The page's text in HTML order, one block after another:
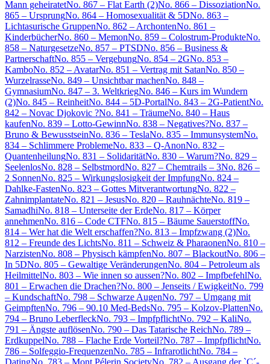
Mann geheiratetNo. 867 – Flat Earth (2)No. 866 – DissoziationNo.
865 – UrsprungNo. 864 – Homosexualität & 5DNo. 863 –
Lichtasurische GruppenNo. 862 – ArchontenNo. 861 –
KinderbücherNo. 860 – MemonNo. 859 – Colostrum-ProdukteNo.
858 – NaturgesetzeNo. 857 – PTSDNo. 856 – Business &
PartnerschaftNo. 855 – VergebungNo. 854 – 2GNo. 853 –
KamboNo. 852 – AvatarNo. 851 – Vertrag mit SatanNo. 850 –
WurzelrasseNo. 849 – Unsichtbar machenNo. 848 –
GymnasiumNo. 847 – 3. WeltkriegNo. 846 – Kurs im Wundern
(2)No. 845 – ReinheitNo. 844 – 5D-PortalNo. 843 – 2G-PatientNo.
842 – Novac Djokovic ?No. 841 – TräumeNo. 840 – Haus
kaufenNo. 839 – Lotto-GewinnNo. 838 – Negatives?No. 837 –
Bruno & BewusstseinNo. 836 – TeslaNo. 835 – ImmunsystemNo.
834 – Schlimmere ProblemeNo. 833 – Q-AnonNo. 832 –
QuantenheilungNo. 831 – SolidaritätNo. 830 – Warum?No. 829 –
SeelenlosNo. 828 – SelbstmordNo. 827 – Chemtrails – 3No. 826 –
2 SonnenNo. 825 – Wirkungslosigkeit der ImpfungNo. 824 –
Dahlke-FastenNo. 823 – Gottes MitverantwortungNo. 822 –
ZahnimplantateNo. 821 – JesusNo. 820 – RauhnächteNo. 819 –
SamadhiNo. 818 – Unterseite der ErdeNo. 817 – Körper
annehmenNo. 816 – Code CTFNo. 815 – Bäume SauerstoffNo.
814 – Wer hat die Welt erschaffen?No. 813 – Impfzwang (2)No.
812 – Freunde des LichtsNo. 811 – Schweiz & PharaonenNo. 810 –
NarzistenNo. 808 – Physisch kämpfenNo. 807 – BlackoutNo. 806 –
In 5DNo. 805 – Gewaltige VeränderungenNo. 804 – Petroleum als
HeilmittelNo. 803 – Wie innen so aussen?No. 802 – ImpfbefehlNo.
801 – Erwachen die Drachen?No. 800 – Jenseits / EwigkeitNo. 799
– KundschaftNo. 798 – Schwarze AugenNo. 797 – Umgang mit
GeimpftenNo. 796 – 90.10 Med-BedsNo. 795 – Kolzov-PlattenNo.
794 – Bruno LeberfleckNo. 793 – ImpfpflichtNo. 792 – KaliNo.
791 – Ängste auflösenNo. 790 – Das Tatarische ReichNo. 789 –
ErdkuppelNo. 788 – Flache Erde Vorteil?No. 787 – ImpfpflichtNo.
786 – Solfeggio-FrequenzenNo. 785 – InfrarotlichtNo. 784 –